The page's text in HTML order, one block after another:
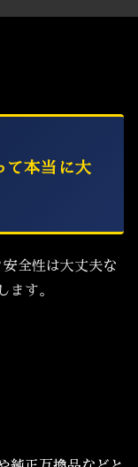
て本当に大
全性は大丈夫な
ます。